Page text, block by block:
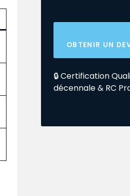
OBTENIR UN
🔒 Certification
décennale & RC